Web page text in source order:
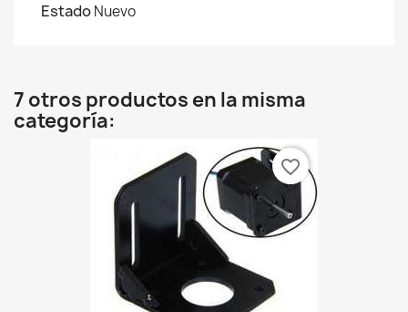
EstadoNuevo
7 otros productos en la misma
categoría:
favorite_border